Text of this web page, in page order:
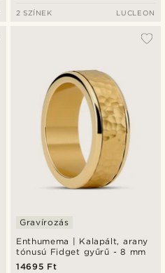
2 SZÍNEK LUCLEON
Enthumema | Kalapált, arany
tónusú Fidget gyűrű - 8 mm
Gravírozás
14695 Ft